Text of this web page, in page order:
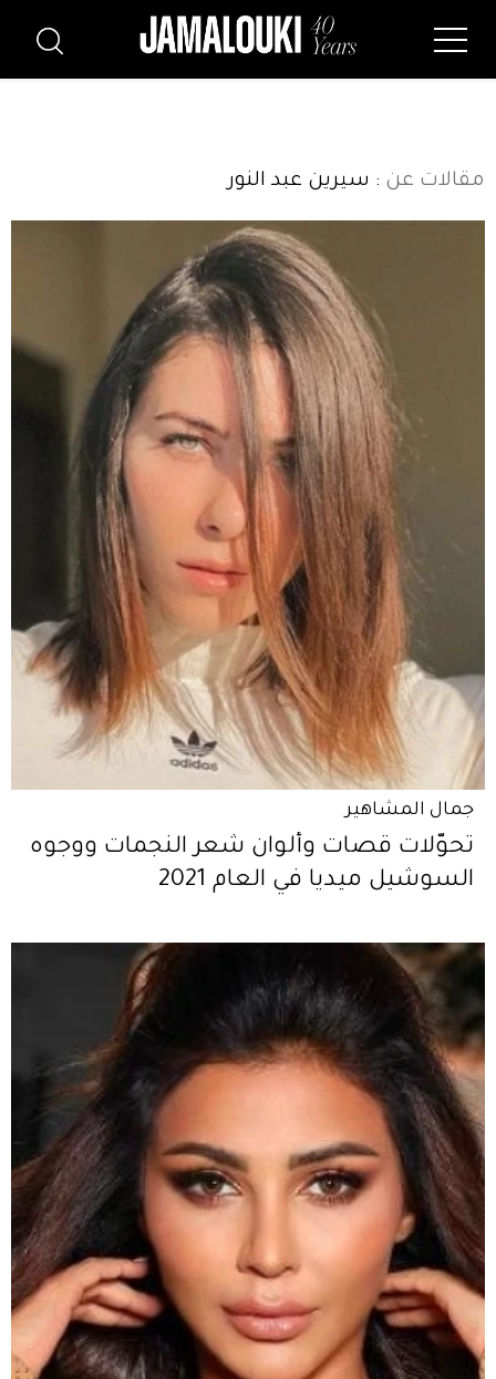
مقالات عن : سيرين عبد النور
جمال المشاهير
تحوّلات قَصات وألوان شعر النجمات ووجوه
السوشيل ميديا في العام 2021